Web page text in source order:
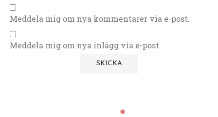
Meddela mig om nya kommentarer via e-post.
Meddela mig om nya inlägg via e-post.